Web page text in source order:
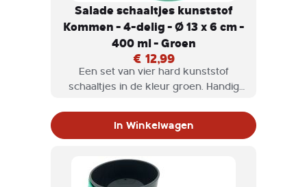
Salade schaaltjes kunststof
Kommen - 4-delig - Ø 13 x 6 cm -
400 ml - Groen
€ 12,99
Een set van vier hard kunststof
schaaltjes in de kleur groen. Handig
In Winkelwagen